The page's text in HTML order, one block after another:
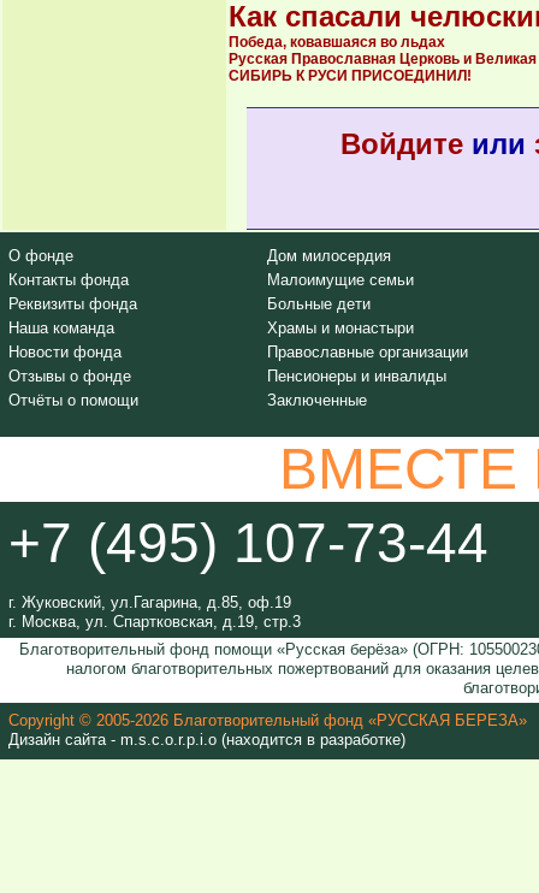
Как спасали
Победа, ковавшаяся во льдах
Русская Православная Церковь и
СИБИРЬ К РУСИ ПРИСОЕДИНИЛ!
Войдитеили
О фонде
Контакты фонда
Реквизиты фонда
Наша команда
Новости фонда
Отзывы о фонде
Отчёты о помощи
Дом милосердия
Малоимущие семьи
Больные дети
Храмы и монастыри
Православные организации
Пенсионеры и инвалиды
Заключенные
+7 (495) 107-73-44
г. Жуковский, ул.Гагарина, д.85, оф.19
г. Москва, ул. Спартковская, д.19, стр.3
Благотворительный фонд помощи «Русская берёза» (ОГРН:
налогом благотворительных пожертвований для оказания
Copyright © 2005-2026 Благотворительный фонд «РУССКАЯ БЕРЕЗА»
Дизайн сайта - m.s.c.o.r.p.i.o (находится в разработке)